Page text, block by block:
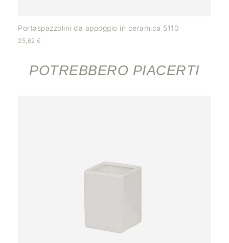
Portaspazzolini da appoggio in ceramica 5110
25,62 €
POTREBBERO PIACERTI